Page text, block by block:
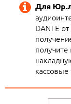
Для
DANTE